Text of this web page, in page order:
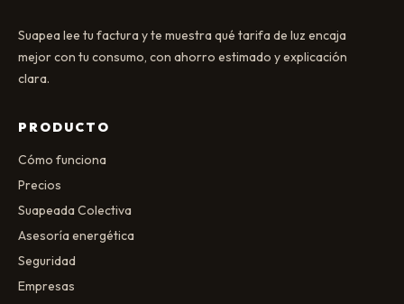
Suapea lee tu factura y te muestra qué tarifa de luz encaja
mejor con tu consumo, con ahorro estimado y explicación
clara.
PRODUCTO
Cómo funciona
Precios
Suapeada Colectiva
Asesoría energética
Seguridad
Empresas